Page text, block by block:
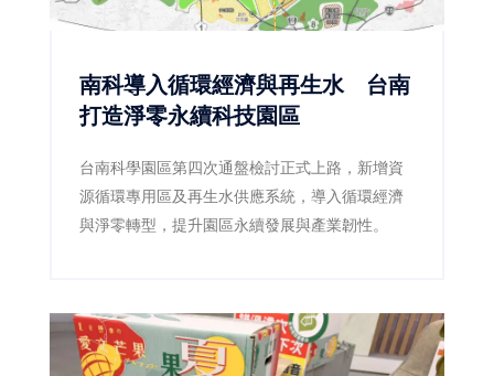
南科導入循環經濟與再生水 台南
打造淨零永續科技園區
台南科學園區第四次通盤檢討正式上路，新增資
源循環專用區及再生水供應系統，導入循環經濟
與淨零轉型，提升園區永續發展與產業韌性。